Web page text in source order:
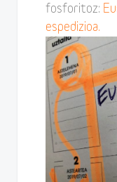
fosforitoz:
espedizioa.